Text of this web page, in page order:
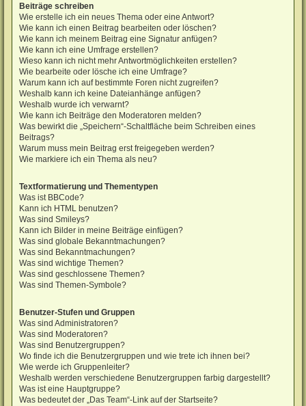
Beiträge schreiben
Wie erstelle ich ein neues Thema oder eine Antwort?
Wie kann ich einen Beitrag bearbeiten oder löschen?
Wie kann ich meinem Beitrag eine Signatur anfügen?
Wie kann ich eine Umfrage erstellen?
Wieso kann ich nicht mehr Antwortmöglichkeiten erstellen?
Wie bearbeite oder lösche ich eine Umfrage?
Warum kann ich auf bestimmte Foren nicht zugreifen?
Weshalb kann ich keine Dateianhänge anfügen?
Weshalb wurde ich verwarnt?
Wie kann ich Beiträge den Moderatoren melden?
Was bewirkt die „Speichern“-Schaltfläche beim Schreiben eines
Beitrags?
Warum muss mein Beitrag erst freigegeben werden?
Wie markiere ich ein Thema als neu?
Textformatierung und Thementypen
Was ist BBCode?
Kann ich HTML benutzen?
Was sind Smileys?
Kann ich Bilder in meine Beiträge einfügen?
Was sind globale Bekanntmachungen?
Was sind Bekanntmachungen?
Was sind wichtige Themen?
Was sind geschlossene Themen?
Was sind Themen-Symbole?
Benutzer-Stufen und Gruppen
Was sind Administratoren?
Was sind Moderatoren?
Was sind Benutzergruppen?
Wo finde ich die Benutzergruppen und wie trete ich ihnen bei?
Wie werde ich Gruppenleiter?
Weshalb werden verschiedene Benutzergruppen farbig dargestellt?
Was ist eine Hauptgruppe?
Was bedeutet der „Das Team“-Link auf der Startseite?